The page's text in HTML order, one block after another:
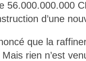
56.000.000.000
d’une
que la
rien n’est